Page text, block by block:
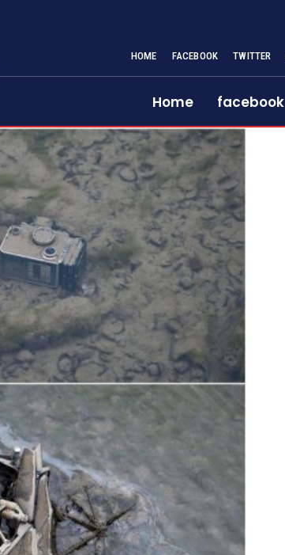
HOME FACEBOOK TWITTER
Home facebook